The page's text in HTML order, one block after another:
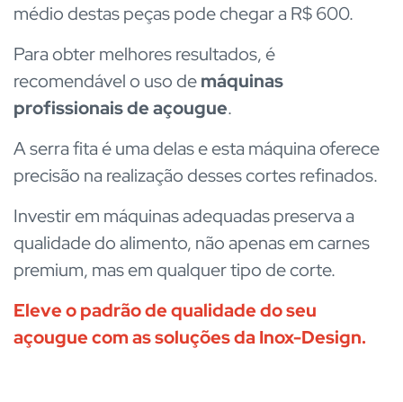
médio destas peças pode chegar a R$ 600.
Para obter melhores resultados, é
recomendável o uso demáquinas
profissionais de açougue.
A serra fita é uma delas e esta máquina oferece
precisão na realização desses cortes refinados.
Investir em máquinas adequadas preserva a
qualidade do alimento, não apenas em carnes
premium, mas em qualquer tipo de corte.
Eleve o padrão de qualidade do seu
açougue com as soluções da Inox-Design.